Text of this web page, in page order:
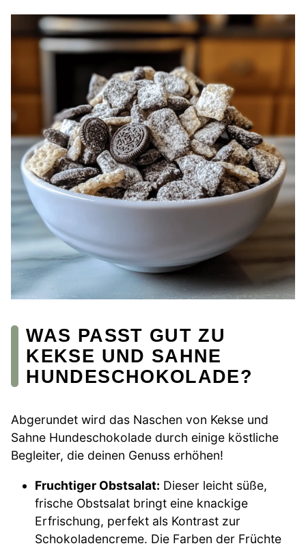
WAS PASST GUT ZU
KEKSE UND SAHNE
HUNDESCHOKOLADE?
Abgerundet wird das Naschen von Kekse und
Sahne Hundeschokolade durch einige köstliche
Begleiter, die deinen Genuss erhöhen!
Fruchtiger Obstsalat: Dieser leicht süße,
frische Obstsalat bringt eine knackige
Erfrischung, perfekt als Kontrast zur
Schokoladencreme. Die Farben der Früchte